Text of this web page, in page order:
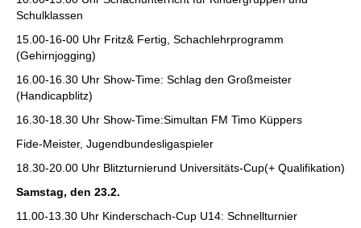
Schulklassen
15.00-16-00 Uhr Fritz& Fertig, Schachlehrprogramm
(Gehirnjogging)
16.00-16.30 Uhr Show-Time: Schlag den Großmeister
(Handicapblitz)
16.30-18.30 Uhr Show-Time:Simultan FM Timo Küppers
Fide-Meister, Jugendbundesligaspieler
18.30-20.00 Uhr Blitzturnierund Universitäts-Cup(+ Qualifikation)
Samstag, den 23.2.
11.00-13.30 Uhr Kinderschach-Cup U14: Schnellturnier